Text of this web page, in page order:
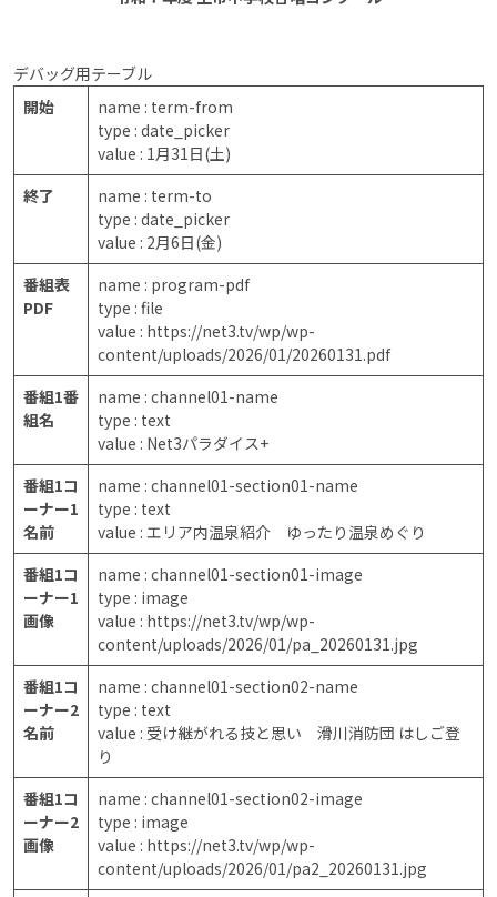
デバッグ用テーブル
開始
name : term-from
type : date_picker
value : 1月31日(土)
終了
name : term-to
type : date_picker
value : 2月6日(金)
番組表
PDF
name : program-pdf
type : file
value : https://net3.tv/wp/wp-
content/uploads/2026/01/20260131.pdf
番組1番
組名
name : channel01-name
type : text
value : Net3パラダイス+
番組1コ
ーナー1
名前
name : channel01-section01-name
type : text
value : エリア内温泉紹介 ゆったり温泉めぐり
番組1コ
ーナー1
画像
name : channel01-section01-image
type : image
value : https://net3.tv/wp/wp-
content/uploads/2026/01/pa_20260131.jpg
番組1コ
ーナー2
名前
name : channel01-section02-name
type : text
value : 受け継がれる技と思い 滑川消防団 はしご登
り
番組1コ
ーナー2
画像
name : channel01-section02-image
type : image
value : https://net3.tv/wp/wp-
content/uploads/2026/01/pa2_20260131.jpg